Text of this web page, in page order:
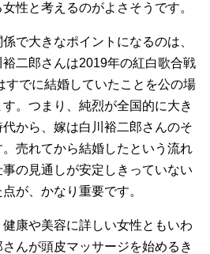
性と考えるのがよさそうです。
で大きなポイントになるのは、
二郎さんは2019年の紅白歌合戦
すでに結婚していたことを公の場
。つまり、純烈が全国的に大き
から、嫁は白川裕二郎さんのそ
売れてから結婚したという流れ
の見通しが安定しきっていない
が、かなり重要です。
康や美容に詳しい女性ともいわ
んが頭皮マッサージを始めるき